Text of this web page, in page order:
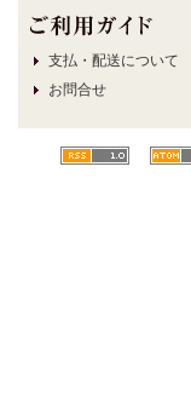
支払・配送について
お問合せ